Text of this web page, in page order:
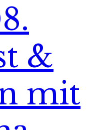
&
mit